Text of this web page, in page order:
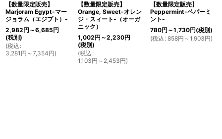
【数量限定販売】
Marjoram Egypt-マー
ジョラム（エジプト）-
2,982円 ～6,685円
(税別)
(税込 :
3,281 円 ～7,354円)
【数量限定販売】
Orange, Sweet-オレン
ジ・スィート-（オーガ
ニック）
1,002円 ～2,230円
(税別)
(税込 :
1,103円 ～2,453円)
【数量限定販売】
Peppermint-ペパーミ
ント-
780円 ～1,730円(税別)
(税込 : 858円 ～1,903円)